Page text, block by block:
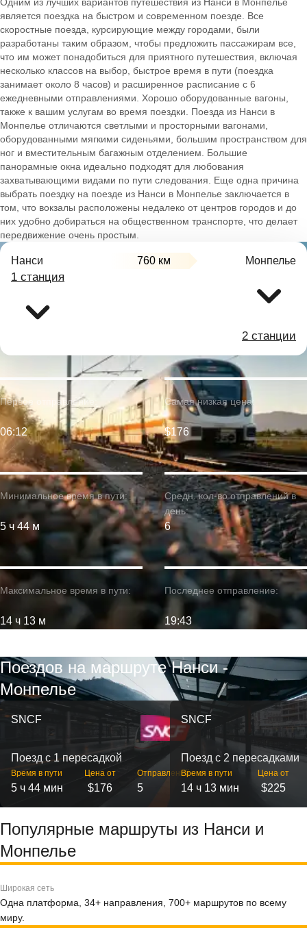
является поездка на быстром и современном поезде. Все
скоростные поезда, курсирующие между городами, были
разработаны таким образом, чтобы предложить пассажирам все,
что им может понадобиться для приятного путешествия, включая
несколько классов на выбор, быстрое время в пути (поездка
занимает около 8 часов) и расширенное расписание с 6
ежедневными отправлениями. Хорошо оборудованные вагоны,
также к вашим услугам во время поездки. Поезда из Нанси в
Монпелье отличаются светлыми и просторными вагонами,
оборудованными мягкими сиденьями, большим пространством для
ног и вместительным багажным отделением. Большие
панорамные окна идеально подходят для любования
захватывающими видами по пути следования. Еще одна причина
выбрать поездку на поезде из Нанси в Монпелье заключается в
том, что вокзалы расположены недалеко от центров городов и до
них удобно добираться на общественном транспорте, что делает
передвижение очень простым.
Нанси 760 км Монпелье
1 станция
2 станции
Минимальное время в пути:
5 ч 44 м
Первое отправление:
06:12
Максимальное время в пути:
14 ч 13 м
Самая низкая цена:
$176
Средн. кол-во отправлений в
день:
6
Последнее отправление:
19:43
Поездов на маршруте Нанси -
Монпелье
SNCF
Поезд с 1 пересадкой
Время в пути
5 ч 44 мин
Цена от
$176
Отправлений
5
SNCF
Поезд с 2 пересадками
Время в пути
14 ч 13 мин
Цена от
$225
Популярные маршруты из Нанси и
Монпелье
Широкая сеть
Одна платформа, 34+ направления, 700+ маршрутов по всему
миру.